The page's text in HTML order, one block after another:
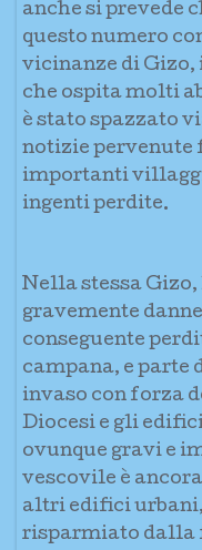
anche si prevede
questo numero
vicinanze di
che ospita molti
è stato spazzato
notizie pervenute
importanti
ingenti perdite.
Nella stessa
gravemente
conseguente
campana, e parte
invaso con forza
Diocesi e gli
ovunque gravi e
vescovile è
altri edifici urbani,
risparmiato dalla